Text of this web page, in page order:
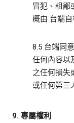
冒犯、粗鄙
概由 台端自
8.5 台端同
任何內容以
之任何損失
或任何第三
9. 專屬權利